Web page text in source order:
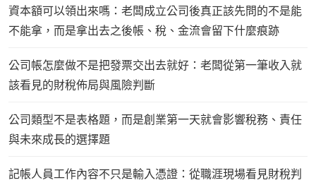
資本額可以領出來嗎：老闆成立公司後真正該先問的不是能
不能拿，而是拿出去之後帳、稅、金流會留下什麼痕跡
公司帳怎麼做不是把發票交出去就好：老闆從第一筆收入就
該看見的財稅佈局與風險判斷
公司類型不是表格題，而是創業第一天就會影響稅務、責任
與未來成長的選擇題
記帳人員工作內容不只是輸入憑證：從職涯現場看見財稅判